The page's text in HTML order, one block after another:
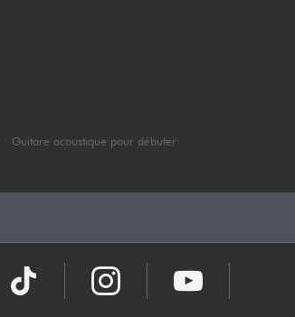
Guitare acoustique pour débuter